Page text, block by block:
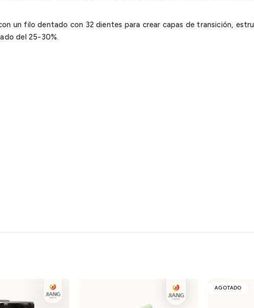
un filo dentado con 32 dientes para crear capas de transición,
del 25-30%.
AGOTADO